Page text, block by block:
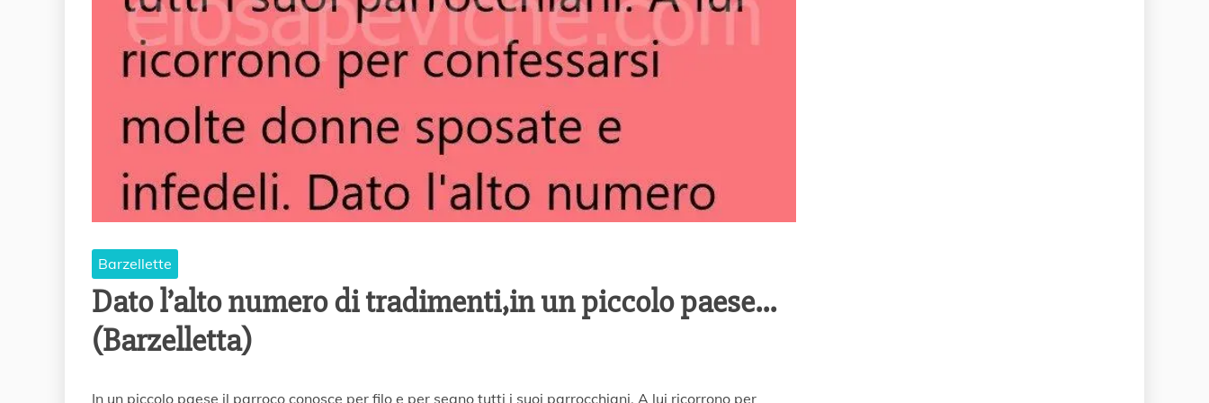
Barzellette
Dato l’alto numero di tradimenti,in un piccolo paese…
(Barzelletta)
1In un piccolo paese il parroco conosce per filo e per segno tutti i suoi parrocchiani. A lui ricorrono per